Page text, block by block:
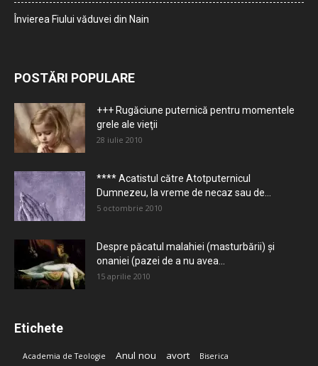
Învierea Fiului văduvei din Nain
POSTĂRI POPULARE
+++ Rugăciune puternică pentru momentele
grele ale vieţii
28 iulie 2010
**** Acatistul către Atotputernicul
Dumnezeu, la vreme de necaz sau de...
5 octombrie 2010
Despre păcatul malahiei (masturbării) şi
onaniei (pazei de a nu avea...
15 aprilie 2010
Etichete
Academia de Teologie Anul nou avort Biserica